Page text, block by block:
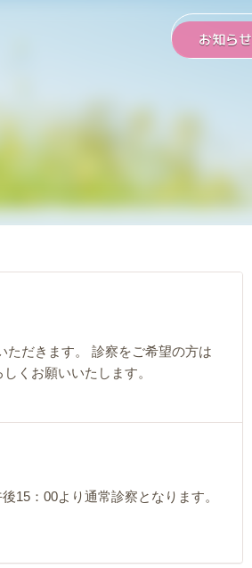
お知らせ
ただきます。 診察をご希望の方は
くお願いいたします。
15：00より通常診察となります。